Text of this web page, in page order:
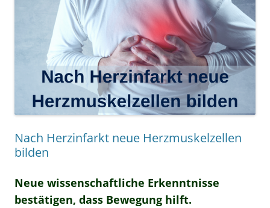
Nach Herzinfarkt neue Herzmuskelzellen
bilden
Neue wissenschaftliche Erkenntnisse
bestätigen, dass Bewegung hilft.